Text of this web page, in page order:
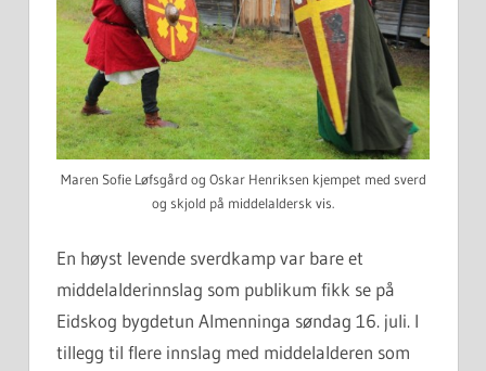
Maren Sofie Løfsgård og Oskar Henriksen kjempet med sverd
og skjold på middelaldersk vis.
En høyst levende sverdkamp var bare et
middelalderinnslag som publikum fikk se på
Eidskog bygdetun Almenninga søndag 16. juli. I
tillegg til flere innslag med middelalderen som